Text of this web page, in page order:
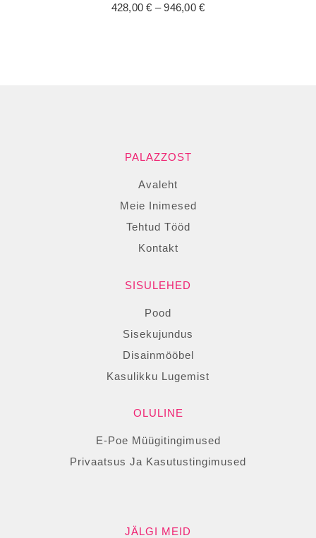
hooldada. Geomeetriatest inspireeritud…
428,00€ – 946,00€Hinnavahemik:
PALAZZOST
Avaleht
Meie Inimesed
Tehtud Tööd
Kontakt
SISULEHED
Pood
Sisekujundus
Disainmööbel
Kasulikku Lugemist
OLULINE
E-Poe Müügitingimused
Privaatsus Ja Kasutustingimused
JÄLGI MEID